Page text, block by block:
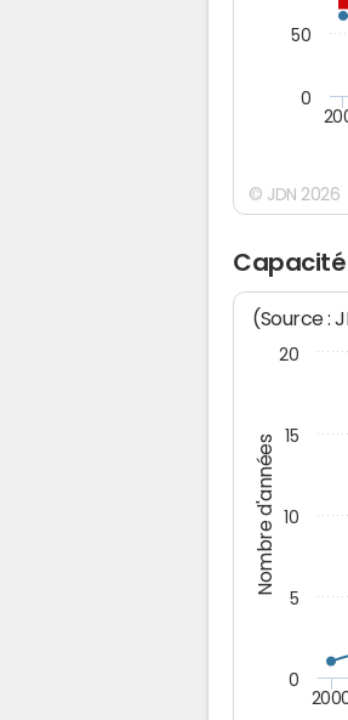
0
50
© JDN 2026
Nombre d'années
(Source :
0
5
10
15
20